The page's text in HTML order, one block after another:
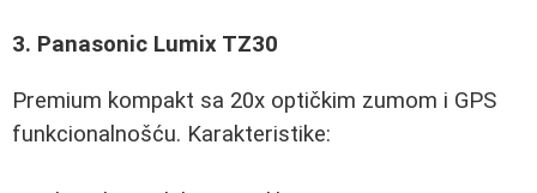
3. Panasonic Lumix TZ30
Premium kompakt sa 20x optičkim zumom i GPS
funkcionalnošću. Karakteristike: